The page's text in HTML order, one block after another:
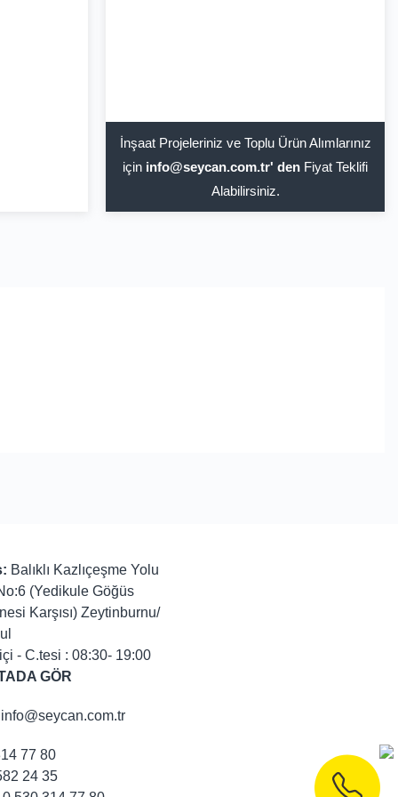
İnşaat Projeleriniz ve Toplu Ürün Alımlarınız
için info@seycan.com.tr' den Fiyat Teklifi
Alabilirsiniz.
Balıklı Kazlıçeşme Yolu
(Yedikule Göğüs
Karşısı) Zeytinburnu/
- C.tesi : 08:30- 19:00
GÖR
77 80
24 35